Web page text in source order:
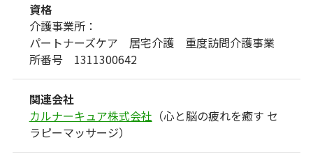
資格
介護事業所：
パートナーズケア 居宅介護 重度訪問介護事業
所番号 1311300642
関連会社
カルナーキュア株式会社 （心と脳の疲れを癒す セ
ラピーマッサージ）